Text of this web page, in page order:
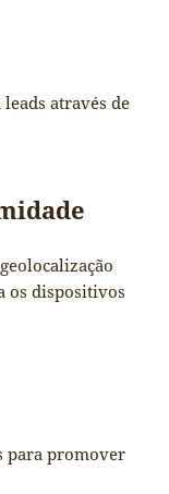
através de
os dispositivos
para promover